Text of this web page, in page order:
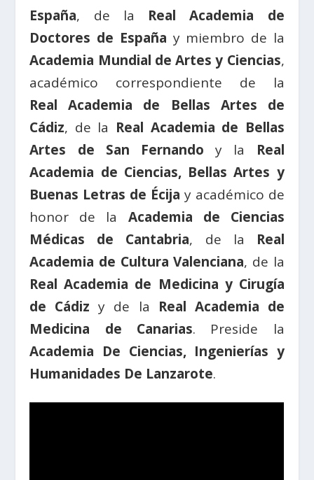
España, de la Real Academia de
Doctores de España y miembro de la
Academia Mundial de Artes y Ciencias,
académico correspondiente de la
Real Academia de Bellas Artes de
Cádiz, de la Real Academia de Bellas
Artes de San Fernando y la Real
Academia de Ciencias, Bellas Artes y
Buenas Letras de Écija y académico de
honor de la Academia de Ciencias
Médicas de Cantabria, de la Real
Academia de Cultura Valenciana, de la
Real Academia de Medicina y Cirugía
de Cádiz y de la Real Academia de
Medicina de Canarias. Preside la
Academia De Ciencias, Ingenierías y
Humanidades De Lanzarote.